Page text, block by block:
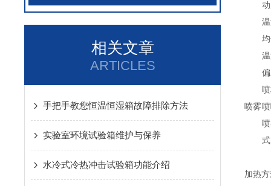
相关文章
ARTICLES
手把手教您恒温恒湿箱故障排除方法
实验室环境试验箱维护与保养
水冷式冷热冲击试验箱功能介绍
喷雾
式
加热